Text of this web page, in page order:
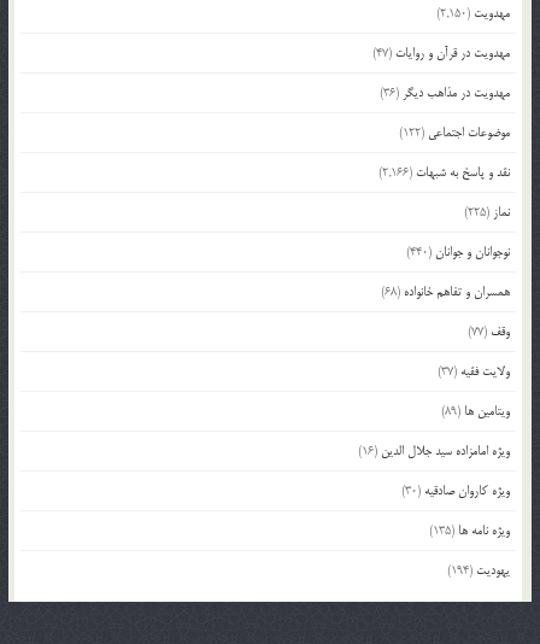
مهدویت (2,150)
مهدویت در قرآن و روایات (47)
مهدویت در مذاهب دیگر (36)
موضوعات اجتماعی (122)
نقد و پاسخ به شبهات (2,166)
نماز (225)
نوجوانان و جوانان(440)
همسران و تفاهم خانواده (68)
وقف (77)
ولایت فقیه (37)
ویتامین ها (89)
ویژه امامزاده سید جلال الدین (16)
ویژه کاروان صادقیه (30)
ویژه نامه ها (135)
یهودیت (194)